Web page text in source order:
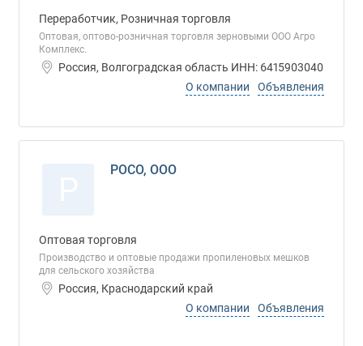
Переработчик, Розничная торговля
Оптовая, оптово-розничная торговля зерновыми ООО Агро
Комплекс.
Россия, Волгоградская область ИНН: 6415903040
О компании
Объявления
РОСО, ООО
Оптовая торговля
Производство и оптовые продажи пропиленовых мешков
для сельского хозяйства
Россия, Краснодарский край
О компании
Объявления